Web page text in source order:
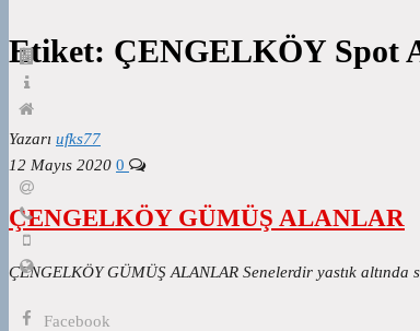
Etiket: ÇENGELKÖY Spot
Yazarı ufks77
12 Mayıs 2020 0
ÇENGELKÖY GÜMÜŞ ALANLAR
ÇENGELKÖY GÜMÜŞ ALANLAR Senelerdir yastık altında
Facebook